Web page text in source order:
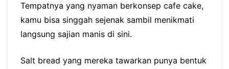
Tempatnya yang nyaman berkonsep cafe cake,
kamu bisa singgah sejenak sambil menikmati
langsung sajian manis di sini.
Salt bread yang mereka tawarkan punya bentuk